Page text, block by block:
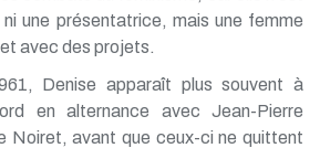
ni une présentatrice, mais une femme
avec des projets.
Denise apparaît plus souvent à
en alternance avec Jean-Pierre
Noiret, avant que ceux-ci ne quittent